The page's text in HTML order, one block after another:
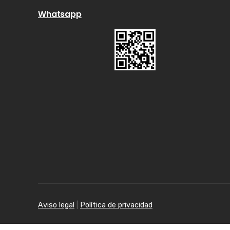
Whatsapp
Aviso legal Política de privacidad